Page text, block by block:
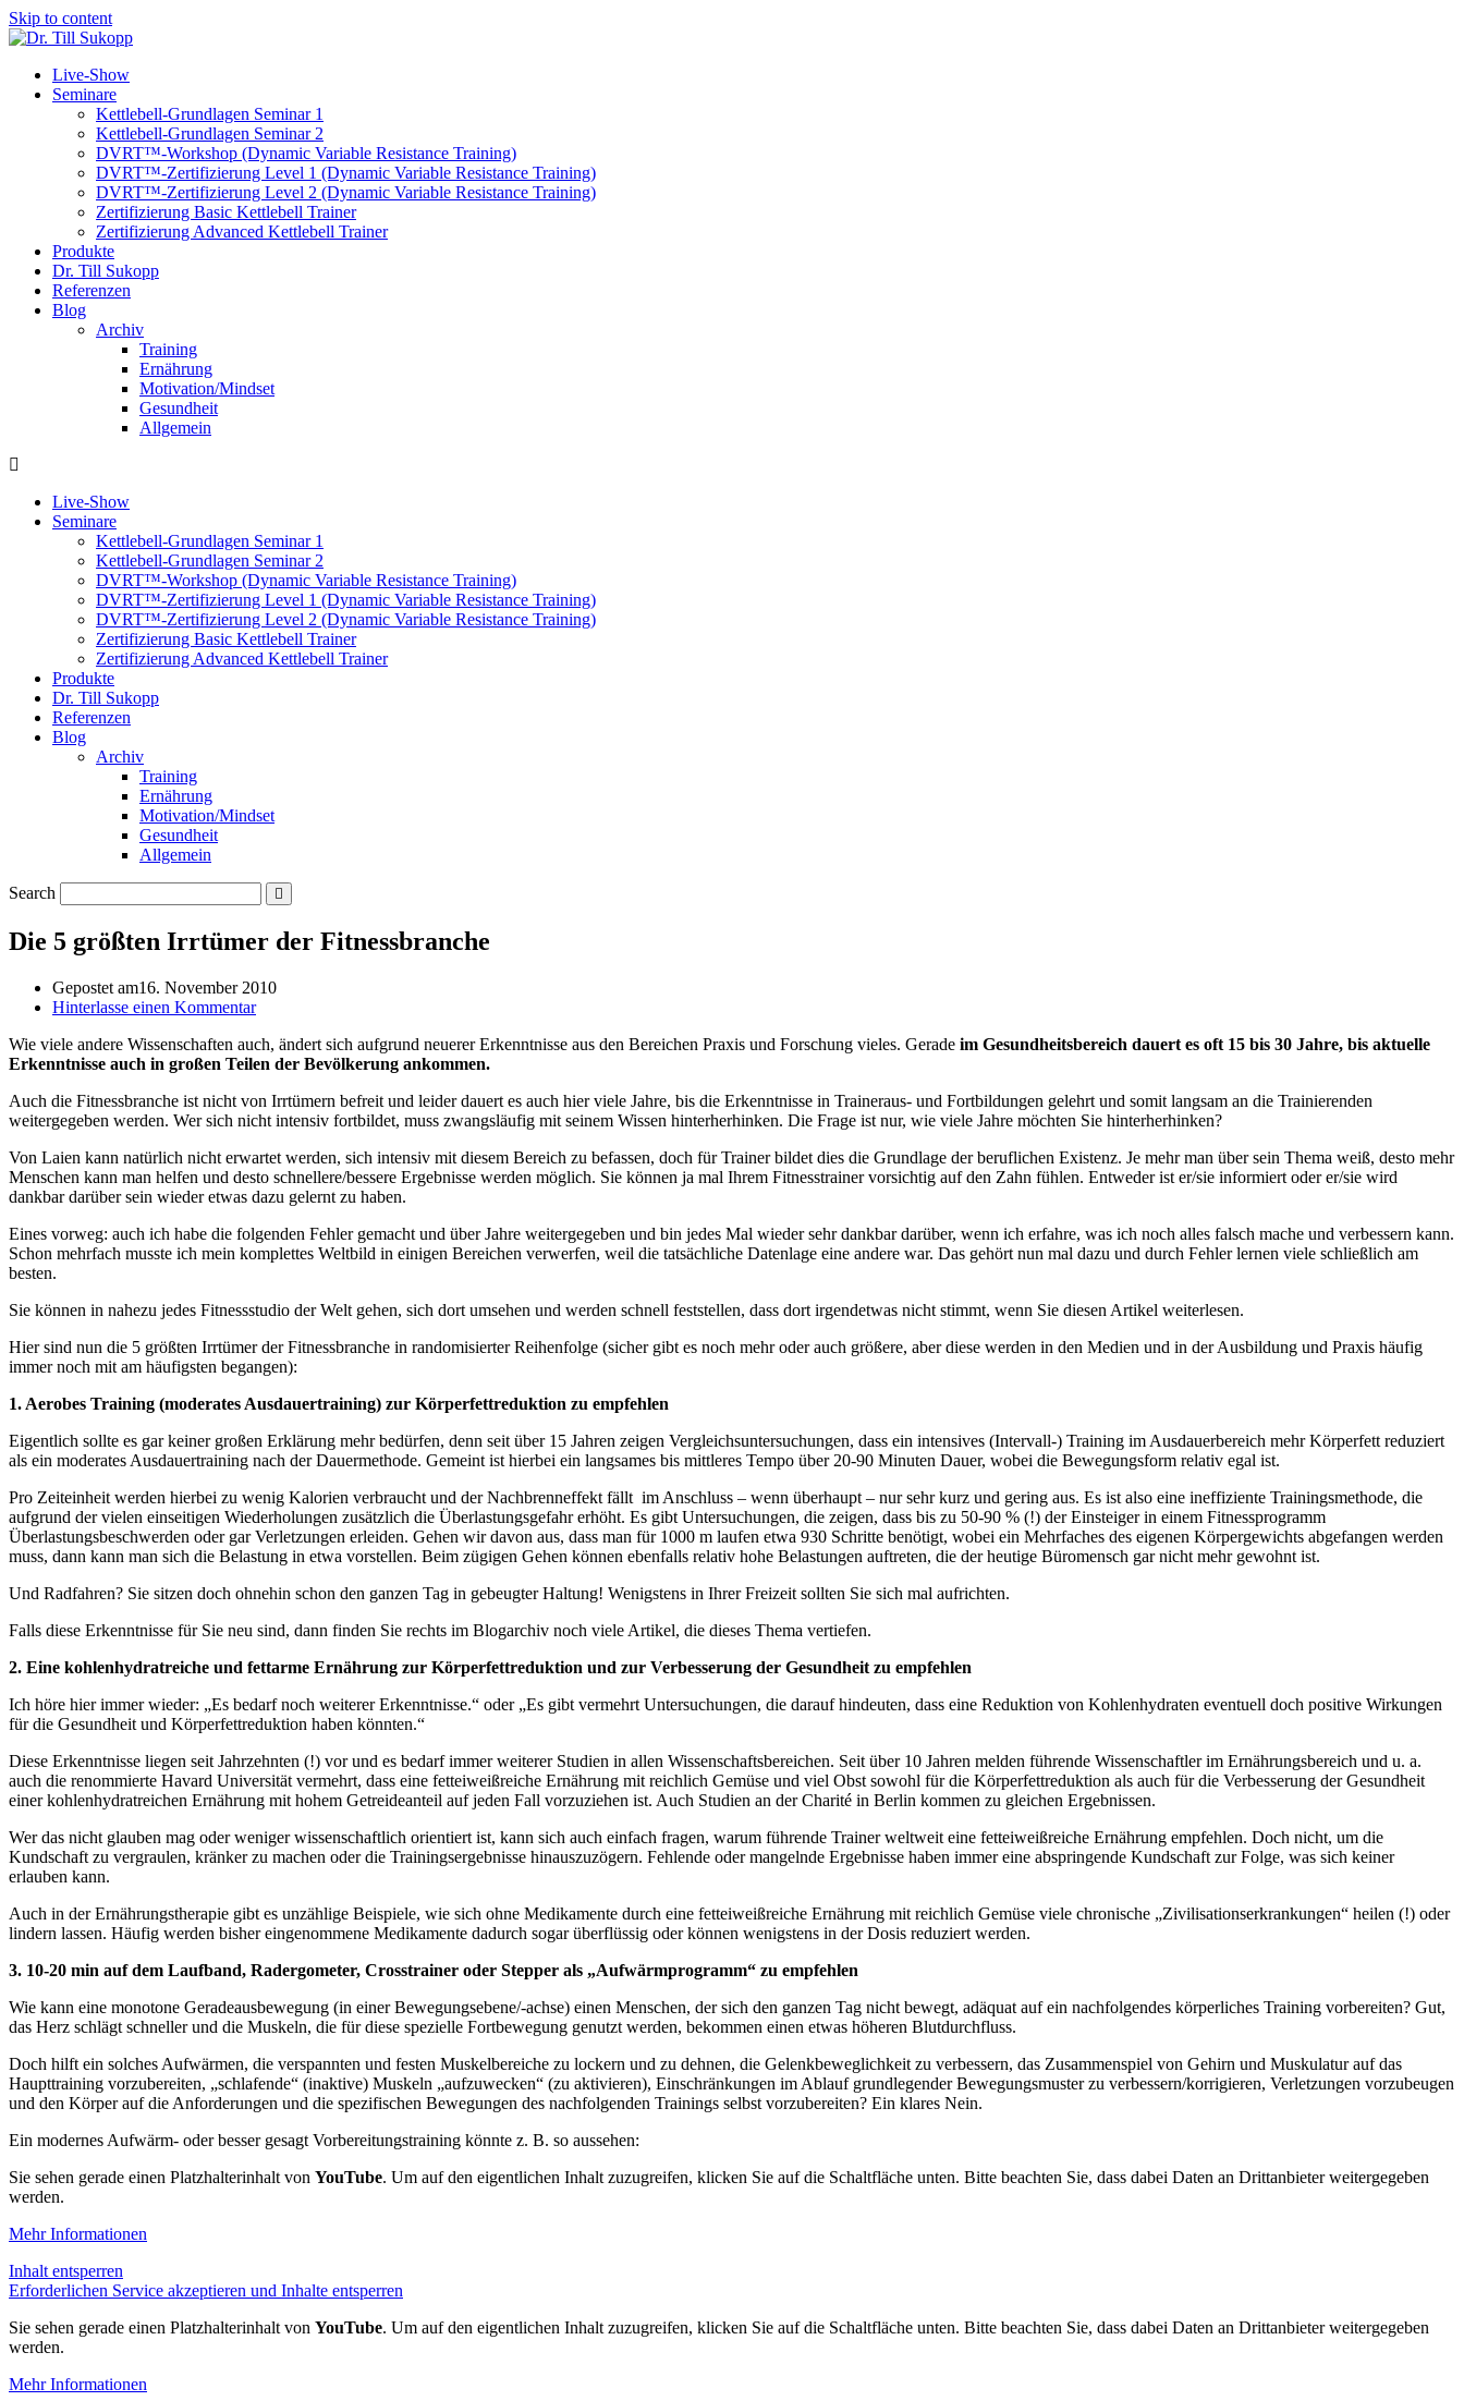
Skip to content
Live-Show
Seminare
Kettlebell-Grundlagen Seminar 1
Kettlebell-Grundlagen Seminar 2
DVRT™-Workshop (Dynamic Variable Resistance Training)
DVRT™-Zertifizierung Level 1 (Dynamic Variable Resistance Training)
DVRT™-Zertifizierung Level 2 (Dynamic Variable Resistance Training)
Zertifizierung Basic Kettlebell Trainer
Zertifizierung Advanced Kettlebell Trainer
Produkte
Dr. Till Sukopp
Referenzen
Blog
Archiv
Training
Ernährung
Motivation/Mindset
Gesundheit
Allgemein
Live-Show
Seminare
Kettlebell-Grundlagen Seminar 1
Kettlebell-Grundlagen Seminar 2
DVRT™-Workshop (Dynamic Variable Resistance Training)
DVRT™-Zertifizierung Level 1 (Dynamic Variable Resistance Training)
DVRT™-Zertifizierung Level 2 (Dynamic Variable Resistance Training)
Zertifizierung Basic Kettlebell Trainer
Zertifizierung Advanced Kettlebell Trainer
Produkte
Dr. Till Sukopp
Referenzen
Blog
Archiv
Training
Ernährung
Motivation/Mindset
Gesundheit
Allgemein
Search
Die 5 größten Irrtümer der Fitnessbranche
Gepostet am16. November 2010
Hinterlasse einen Kommentar
Wie viele andere Wissenschaften auch, ändert sich aufgrund neuerer Erkenntnisse aus den Bereichen Praxis und Forschung vieles. Gerade im Gesundheitsbereich dauert es oft 15 bis 30 Jahre, bis aktuelle
Erkenntnisse auch in großen Teilen der Bevölkerung ankommen.
Auch die Fitnessbranche ist nicht von Irrtümern befreit und leider dauert es auch hier viele Jahre, bis die Erkenntnisse in Traineraus- und Fortbildungen gelehrt und somit langsam an die Trainierenden
weitergegeben werden. Wer sich nicht intensiv fortbildet, muss zwangsläufig mit seinem Wissen hinterherhinken. Die Frage ist nur, wie viele Jahre möchten Sie hinterherhinken?
Von Laien kann natürlich nicht erwartet werden, sich intensiv mit diesem Bereich zu befassen, doch für Trainer bildet dies die Grundlage der beruflichen Existenz. Je mehr man über sein Thema weiß, desto mehr
Menschen kann man helfen und desto schnellere/bessere Ergebnisse werden möglich. Sie können ja mal Ihrem Fitnesstrainer vorsichtig auf den Zahn fühlen. Entweder ist er/sie informiert oder er/sie wird
dankbar darüber sein wieder etwas dazu gelernt zu haben.
Eines vorweg: auch ich habe die folgenden Fehler gemacht und über Jahre weitergegeben und bin jedes Mal wieder sehr dankbar darüber, wenn ich erfahre, was ich noch alles falsch mache und verbessern kann.
Schon mehrfach musste ich mein komplettes Weltbild in einigen Bereichen verwerfen, weil die tatsächliche Datenlage eine andere war. Das gehört nun mal dazu und durch Fehler lernen viele schließlich am
besten.
Sie können in nahezu jedes Fitnessstudio der Welt gehen, sich dort umsehen und werden schnell feststellen, dass dort irgendetwas nicht stimmt, wenn Sie diesen Artikel weiterlesen.
Hier sind nun die 5 größten Irrtümer der Fitnessbranche in randomisierter Reihenfolge (sicher gibt es noch mehr oder auch größere, aber diese werden in den Medien und in der Ausbildung und Praxis häufig
immer noch mit am häufigsten begangen):
1. Aerobes Training (moderates Ausdauertraining) zur Körperfettreduktion zu empfehlen
Eigentlich sollte es gar keiner großen Erklärung mehr bedürfen, denn seit über 15 Jahren zeigen Vergleichsuntersuchungen, dass ein intensives (Intervall-) Training im Ausdauerbereich mehr Körperfett reduziert
als ein moderates Ausdauertraining nach der Dauermethode. Gemeint ist hierbei ein langsames bis mittleres Tempo über 20-90 Minuten Dauer, wobei die Bewegungsform relativ egal ist.
Pro Zeiteinheit werden hierbei zu wenig Kalorien verbraucht und der Nachbrenneffekt fällt im Anschluss – wenn überhaupt – nur sehr kurz und gering aus. Es ist also eine ineffiziente Trainingsmethode, die
aufgrund der vielen einseitigen Wiederholungen zusätzlich die Überlastungsgefahr erhöht. Es gibt Untersuchungen, die zeigen, dass bis zu 50-90 % (!) der Einsteiger in einem Fitnessprogramm
Überlastungsbeschwerden oder gar Verletzungen erleiden. Gehen wir davon aus, dass man für 1000 m laufen etwa 930 Schritte benötigt, wobei ein Mehrfaches des eigenen Körpergewichts abgefangen werden
muss, dann kann man sich die Belastung in etwa vorstellen. Beim zügigen Gehen können ebenfalls relativ hohe Belastungen auftreten, die der heutige Büromensch gar nicht mehr gewohnt ist.
Und Radfahren? Sie sitzen doch ohnehin schon den ganzen Tag in gebeugter Haltung! Wenigstens in Ihrer Freizeit sollten Sie sich mal aufrichten.
Falls diese Erkenntnisse für Sie neu sind, dann finden Sie rechts im Blogarchiv noch viele Artikel, die dieses Thema vertiefen.
2. Eine kohlenhydratreiche und fettarme Ernährung zur Körperfettreduktion und zur Verbesserung der Gesundheit zu empfehlen
Ich höre hier immer wieder: „Es bedarf noch weiterer Erkenntnisse.“ oder „Es gibt vermehrt Untersuchungen, die darauf hindeuten, dass eine Reduktion von Kohlenhydraten eventuell doch positive Wirkungen
für die Gesundheit und Körperfettreduktion haben könnten.“
Diese Erkenntnisse liegen seit Jahrzehnten (!) vor und es bedarf immer weiterer Studien in allen Wissenschaftsbereichen. Seit über 10 Jahren melden führende Wissenschaftler im Ernährungsbereich und u. a.
auch die renommierte Havard Universität vermehrt, dass eine fetteiweißreiche Ernährung mit reichlich Gemüse und viel Obst sowohl für die Körperfettreduktion als auch für die Verbesserung der Gesundheit
einer kohlenhydratreichen Ernährung mit hohem Getreideanteil auf jeden Fall vorzuziehen ist. Auch Studien an der Charité in Berlin kommen zu gleichen Ergebnissen.
Wer das nicht glauben mag oder weniger wissenschaftlich orientiert ist, kann sich auch einfach fragen, warum führende Trainer weltweit eine fetteiweißreiche Ernährung empfehlen. Doch nicht, um die
Kundschaft zu vergraulen, kränker zu machen oder die Trainingsergebnisse hinauszuzögern. Fehlende oder mangelnde Ergebnisse haben immer eine abspringende Kundschaft zur Folge, was sich keiner
erlauben kann.
Auch in der Ernährungstherapie gibt es unzählige Beispiele, wie sich ohne Medikamente durch eine fetteiweißreiche Ernährung mit reichlich Gemüse viele chronische „Zivilisationserkrankungen“ heilen (!) oder
lindern lassen. Häufig werden bisher eingenommene Medikamente dadurch sogar überflüssig oder können wenigstens in der Dosis reduziert werden.
3. 10-20 min auf dem Laufband, Radergometer, Crosstrainer oder Stepper als „Aufwärmprogramm“ zu empfehlen
Wie kann eine monotone Geradeausbewegung (in einer Bewegungsebene/-achse) einen Menschen, der sich den ganzen Tag nicht bewegt, adäquat auf ein nachfolgendes körperliches Training vorbereiten? Gut,
das Herz schlägt schneller und die Muskeln, die für diese spezielle Fortbewegung genutzt werden, bekommen einen etwas höheren Blutdurchfluss.
Doch hilft ein solches Aufwärmen, die verspannten und festen Muskelbereiche zu lockern und zu dehnen, die Gelenkbeweglichkeit zu verbessern, das Zusammenspiel von Gehirn und Muskulatur auf das
Haupttraining vorzubereiten, „schlafende“ (inaktive) Muskeln „aufzuwecken“ (zu aktivieren), Einschränkungen im Ablauf grundlegender Bewegungsmuster zu verbessern/korrigieren, Verletzungen vorzubeugen
und den Körper auf die Anforderungen und die spezifischen Bewegungen des nachfolgenden Trainings selbst vorzubereiten? Ein klares Nein.
Ein modernes Aufwärm- oder besser gesagt Vorbereitungstraining könnte z. B. so aussehen:
Sie sehen gerade einen Platzhalterinhalt von YouTube. Um auf den eigentlichen Inhalt zuzugreifen, klicken Sie auf die Schaltfläche unten. Bitte beachten Sie, dass dabei Daten an Drittanbieter weitergegeben
werden.
Mehr Informationen
Inhalt entsperren
Erforderlichen Service akzeptieren und Inhalte entsperren
Sie sehen gerade einen Platzhalterinhalt von YouTube. Um auf den eigentlichen Inhalt zuzugreifen, klicken Sie auf die Schaltfläche unten. Bitte beachten Sie, dass dabei Daten an Drittanbieter weitergegeben
werden.
Mehr Informationen